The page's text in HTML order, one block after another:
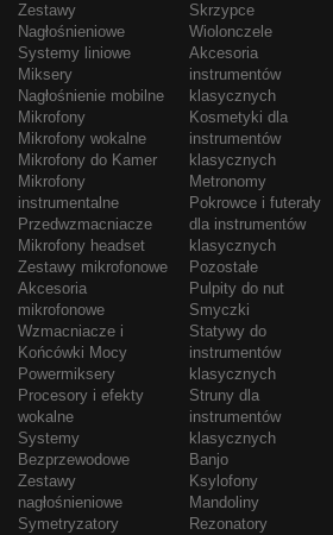
Zestawy
Nagłośnieniowe
Systemy liniowe
Miksery
Nagłośnienie mobilne
Mikrofony
Mikrofony wokalne
Mikrofony do Kamer
Mikrofony
instrumentalne
Przedwzmacniacze
Mikrofony headset
Zestawy mikrofonowe
Akcesoria
mikrofonowe
Wzmacniacze i
Końcówki Mocy
Powermiksery
Procesory i efekty
wokalne
Systemy
Bezprzewodowe
Zestawy
nagłośnieniowe
Symetryzatory
Skrzypce
Wiolonczele
Akcesoria
instrumentów
klasycznych
Kosmetyki dla
instrumentów
klasycznych
Metronomy
Pokrowce i futerały
dla instrumentów
klasycznych
Pozostałe
Pulpity do nut
Smyczki
Statywy do
instrumentów
klasycznych
Struny dla
instrumentów
klasycznych
Banjo
Ksylofony
Mandoliny
Rezonatory